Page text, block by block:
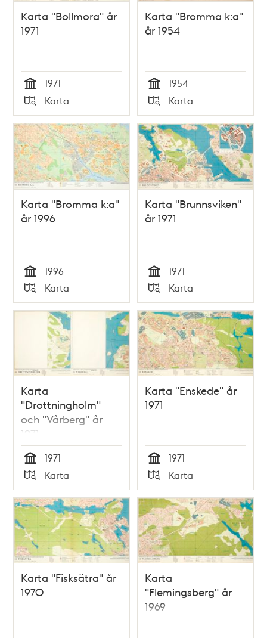
Karta "Bollmora" år
1971
Tid
1971
Typ
Karta
Karta "Bromma k:a"
år 1954
Tid
1954
Typ
Karta
Karta "Bromma k:a"
år 1996
Tid
1996
Typ
Karta
Karta "Brunnsviken"
år 1971
Tid
1971
Typ
Karta
Karta
"Drottningholm"
och "Vårberg" år
1971
Tid
1971
Typ
Karta
Karta "Enskede" år
1971
Tid
1971
Typ
Karta
Karta "Fisksätra" år
1970
Karta
"Flemingsberg" år
1969